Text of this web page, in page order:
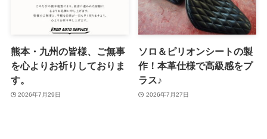
熊本・九州の皆様、ご無事
を心よりお祈りしておりま
す。
2026年7月29日
ソロ＆ピリオンシートの製
作！本革仕様で高級感をプ
ラス♪
2026年7月27日